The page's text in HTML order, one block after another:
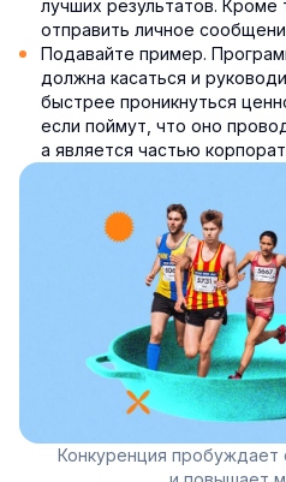
лучших результатов.
отправить личное
Подавайте пример.
должна касаться и
быстрее проникнуться
если поймут, что оно
а является частью
Конкуренция пробуждает